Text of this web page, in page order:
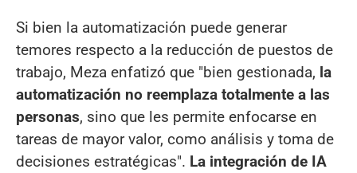
Si bien la automatización puede generar
temores respecto a la reducción de puestos de
trabajo, Meza enfatizó que "bien gestionada, la
automatización no reemplaza totalmente a las
personas, sino que les permite enfocarse en
tareas de mayor valor, como análisis y toma de
decisiones estratégicas". La integración de IA